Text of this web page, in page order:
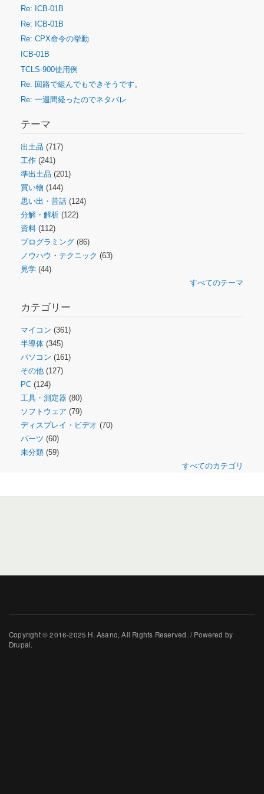
Re: ICB-01B
Re: ICB-01B
Re: CPX命令の挙動
ICB-01B
TCLS-900使用例
Re: 回路で組んでもできそうです。
Re: 一週間経ったのでネタバレ
テーマ
出土品 (717)
工作 (241)
準出土品 (201)
買い物 (144)
思い出・昔話 (124)
分解・解析 (122)
資料 (112)
プログラミング (86)
ノウハウ・テクニック (63)
見学 (44)
すべてのテーマ
カテゴリー
マイコン (361)
半導体 (345)
パソコン (161)
その他 (127)
PC (124)
工具・測定器 (80)
ソフトウェア (79)
ディスプレイ・ビデオ (70)
パーツ (60)
未分類 (59)
すべてのカテゴリ
Copyright © 2016-2025 H. Asano, All Rights Reserved. / Powered by
Drupal.